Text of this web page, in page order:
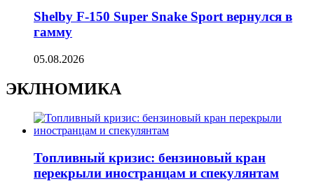
Shelby F-150 Super Snake Sport вернулся в
гамму
05.08.2026
ЭКЛНОМИКА
Топливный кризис: бензиновый кран
перекрыли иностранцам и спекулянтам